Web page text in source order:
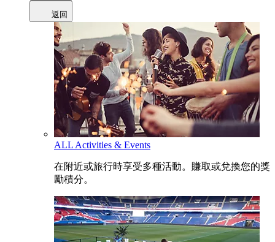
返回
ALL Activities & Events
在附近或旅行時享受多種活動。賺取或兌換您的獎
勵積分。